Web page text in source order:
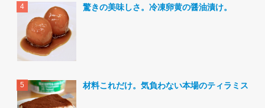
驚きの美味しさ。冷凍卵黄の醤油漬け。
材料これだけ。気負わない本場のティラミス。